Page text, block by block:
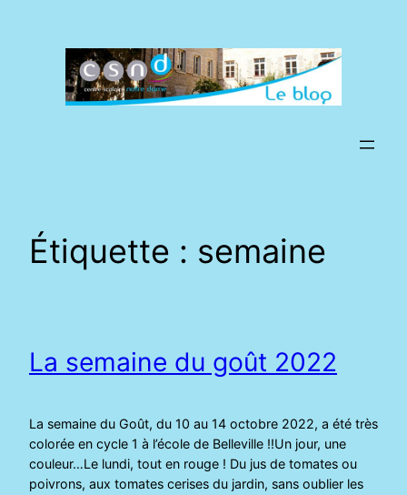
Étiquette : semaine
La semaine du goût 2022
La semaine du Goût, du 10 au 14 octobre 2022, a été très
colorée en cycle 1 à l’école de Belleville !!Un jour, une
couleur…Le lundi, tout en rouge ! Du jus de tomates ou
poivrons, aux tomates cerises du jardin, sans oublier les